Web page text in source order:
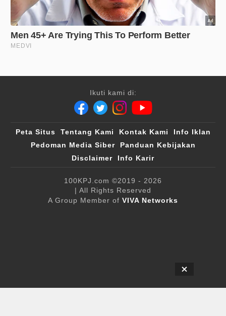
Ikuti kami di:
Peta Situs Tentang Kami Kontak Kami
Info Iklan
Pedoman Media Siber
Panduan Kebijakan
Disclaimer
Info Karir
100KPJ.com ©2019 - 2026
| All Rights Reserved
A Group Member of VIVA Networks